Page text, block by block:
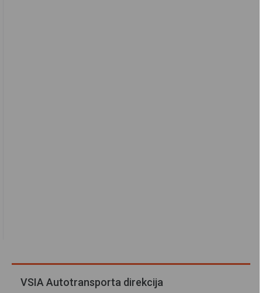
VSIA Autotransporta direkcija